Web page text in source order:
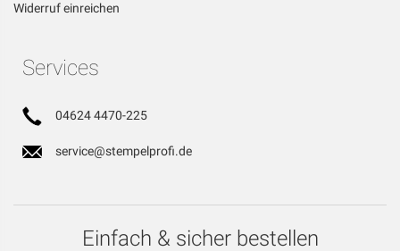
Widerruf einreichen
Services
04624 4470-225
service@stempelprofi.de
Einfach & sicher bestellen